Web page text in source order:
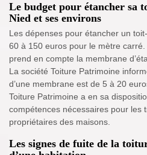
Le budget pour étancher sa
Nied et ses environs
Les dépenses pour étancher un
60 à 150 euros pour le mètre
prend en compte la membrane
La société Toiture Patrimoine
d’une membrane est de 5 à 20
Toiture Patrimoine a en sa
compétences nécessaires pour les
propriétaires des maisons.
Les signes de fuite de la